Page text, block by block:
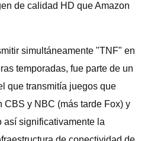
de calidad HD que Amazon
simultáneamente "TNF" en
temporadas, fue parte de un
que transmitía juegos que
CBS y NBC (más tarde Fox) y
así significativamente la